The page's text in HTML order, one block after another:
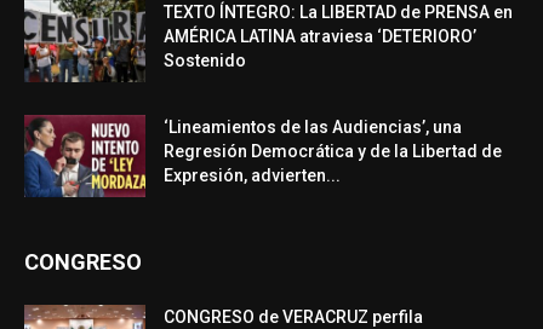
TEXTO ÍNTEGRO: La LIBERTAD de PRENSA en
AMÉRICA LATINA atraviesa ‘DETERIORO’
Sostenido
‘Lineamientos de las Audiencias’, una
Regresión Democrática y de la Libertad de
Expresión, advierten...
CONGRESO
CONGRESO de VERACRUZ perfila